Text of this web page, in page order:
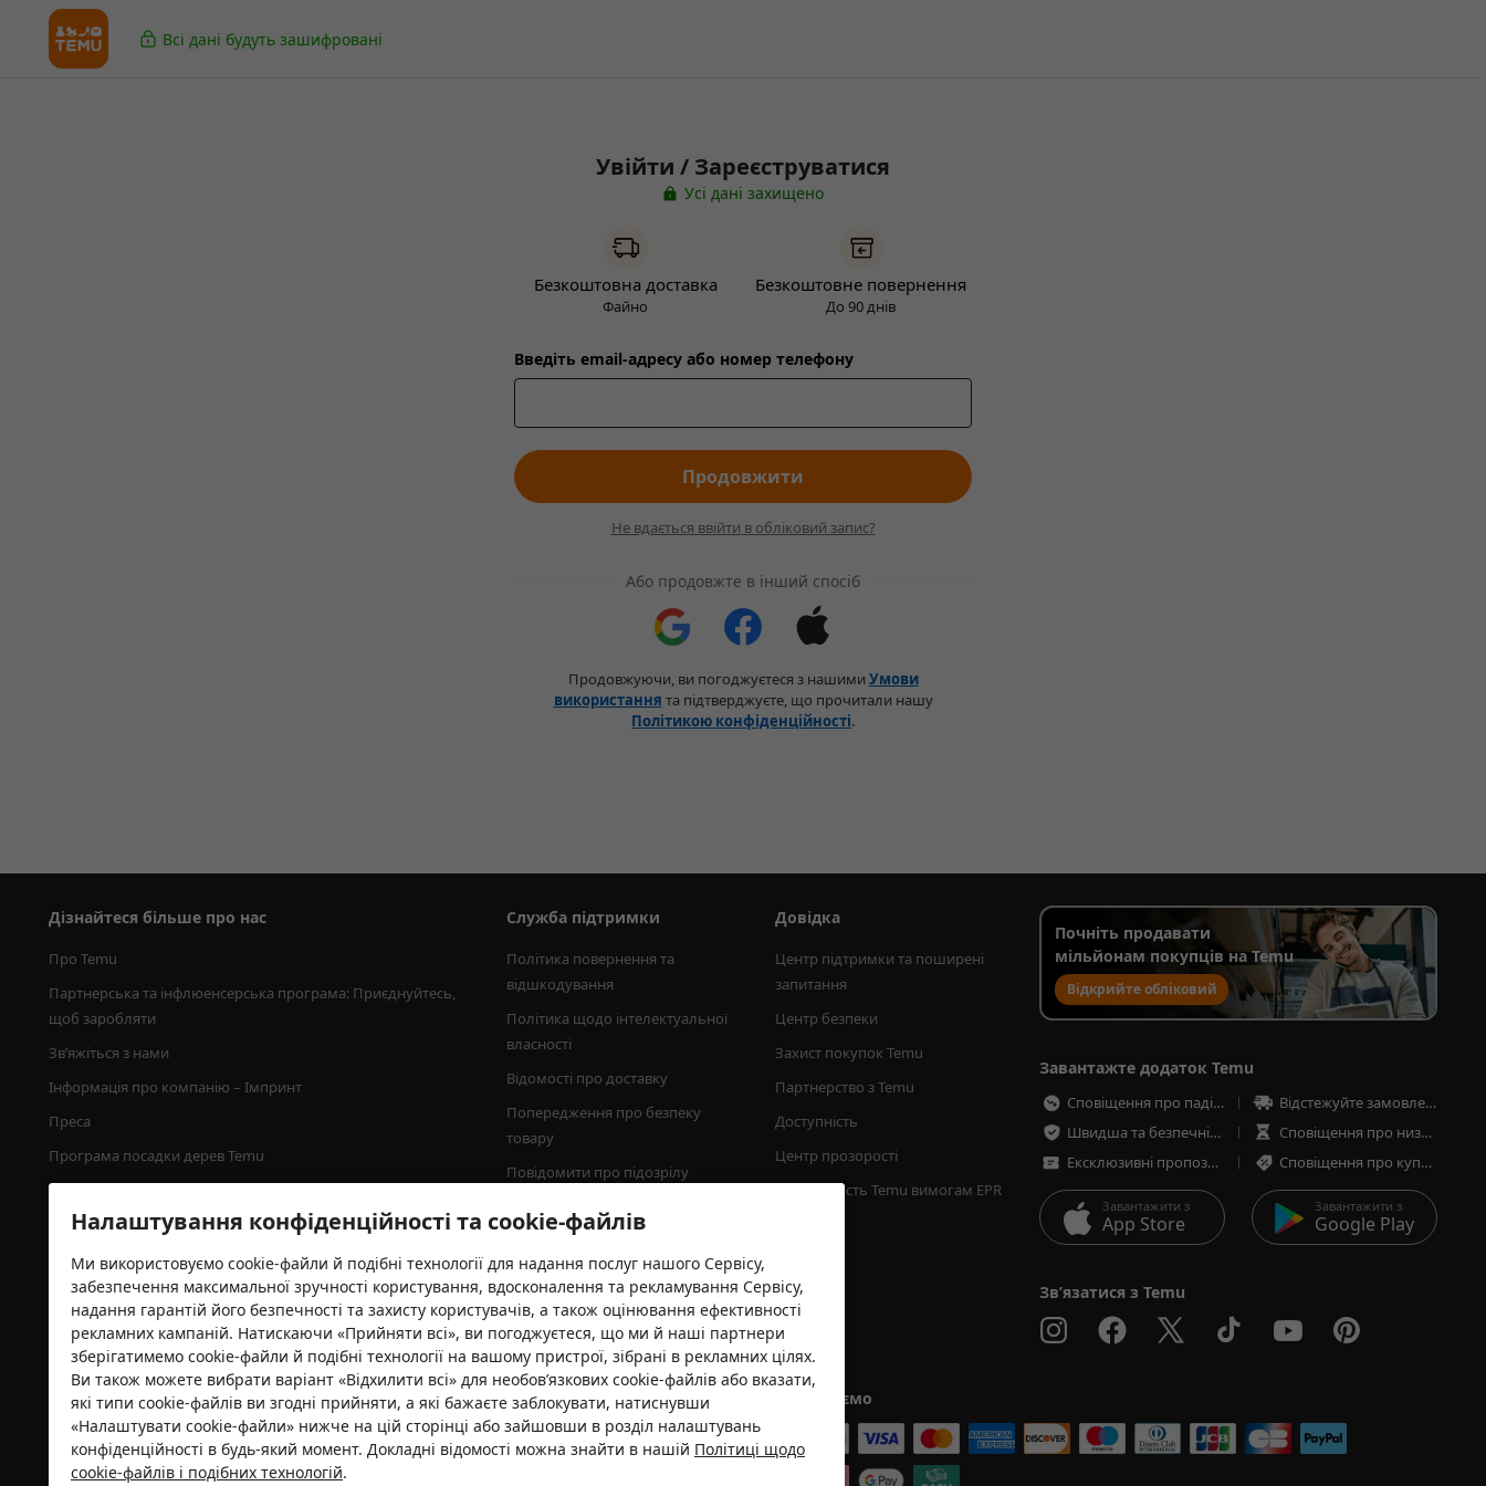
Всі дані будуть зашифровані
Увійти / Зареєструватися
Усі дані захищено
Безкоштовна доставка
Файно
Безкоштовне повернення
До 90 днів
Введіть email-адресу або номер телефону
Продовжити
Не вдається ввійти в обліковий запис?
Або продовжте в інший спосіб
Продовжуючи, ви погоджуєтеся з нашими Умови
використання та підтверджуєте, що прочитали нашу
Політикою конфіденційності.
Дізнайтеся більше про нас
Про Temu
Партнерська та інфлюенсерська програма: Приєднуйтесь,
щоб заробляти
Зв’яжіться з нами
Інформація про компанію – Імпринт
Преса
Програма посадки дерев Temu
Служба підтримки
Політика повернення та
відшкодування
Політика щодо інтелектуальної
власності
Відомості про доставку
Попередження про безпеку
товару
Повідомити про підозрілу
Мінімальна сума замовлення
Довідка
Центр підтримки та поширені
запитання
Центр безпеки
Захист покупок Temu
Партнерство з Temu
Доступність
Центр прозорості
Відповідність Temu вимогам EPR
Почніть продавати
мільйонам покупців на Temu
Відкрийте обліковий
запис для продажу
Завантажте додаток Temu
Сповіщення про падіння цін
Відстежуйте замовлення в будь-який час
Швидша та безпечніша оплата
Сповіщення про низькі запаси товарів
Ексклюзивні пропозиції
Сповіщення про купони та пропозиції
Завантажити з
App Store
Завантажити з
Google Play
Зв’язатися з Temu
Сертифікат безпеки Ми приймаємо
Налаштування конфіденційності та cookie-файлів
Ми використовуємо cookie-файли й подібні технології для надання послуг нашого Сервісу,
забезпечення максимальної зручності користування, вдосконалення та рекламування Сервісу,
надання гарантій його безпечності та захисту користувачів, а також оцінювання ефективності
рекламних кампаній. Натискаючи «Прийняти всі», ви погоджуєтеся, що ми й наші партнери
зберігатимемо cookie-файли й подібні технології на вашому пристрої, зібрані в рекламних цілях.
Ви також можете вибрати варіант «Відхилити всі» для необов’язкових cookie-файлів або вказати,
які типи cookie-файлів ви згодні прийняти, а які бажаєте заблокувати, натиснувши
«Налаштувати cookie-файли» нижче на цій сторінці або зайшовши в розділ налаштувань
конфіденційності в будь-який момент. Докладні відомості можна знайти в нашій Політиці щодо
cookie-файлів і подібних технологій.